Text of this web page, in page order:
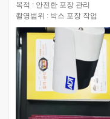
목적 : 안전한 포장 관리
촬영범위 : 박스 포장 작업